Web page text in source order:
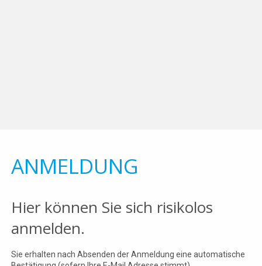
ANMELDUNG
Hier können Sie sich risikolos
anmelden.
Sie erhalten nach Absenden der Anmeldung eine automatische